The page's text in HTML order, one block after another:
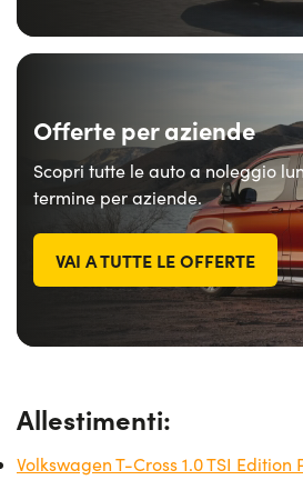
Offerte per aziende
Scopri tutte le auto a noleggio
termine per aziende.
VAI A TUTTE LE OFFERTE
Allestimenti:
Volkswagen T-Cross 1.0 TSI Edition